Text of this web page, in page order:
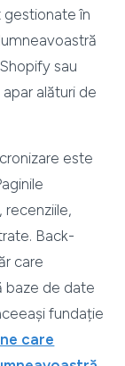
gestionate în
sau
apar alături de
este
recenziile,
Back-
care
baze de date
fundație
care